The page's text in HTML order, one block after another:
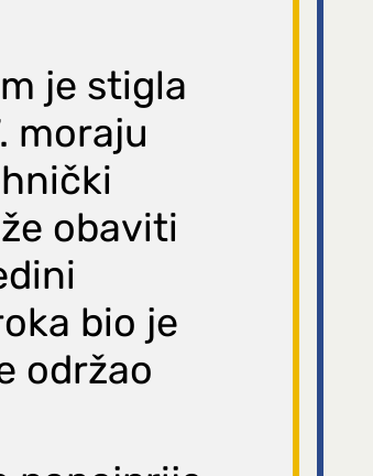
je stigla
moraju
obaviti
bio je
održao